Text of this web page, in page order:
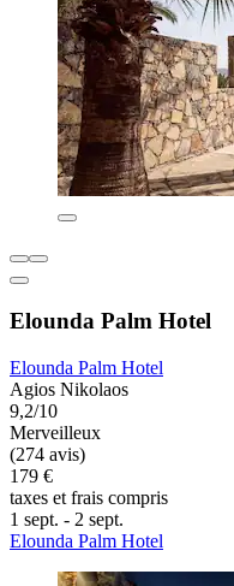
Elounda Palm Hotel
Elounda Palm Hotel
Agios Nikolaos
9,2/10
Merveilleux
(274 avis)
179 €
taxes et frais compris
1 sept. - 2 sept.
Elounda Palm Hotel